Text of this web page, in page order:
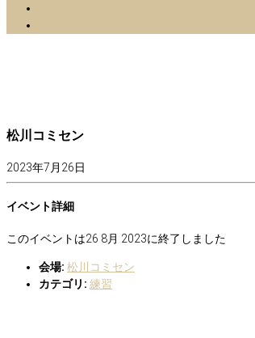
松川コミセン
2023年7月26日
イベント詳細
このイベントは26 8月 2023に終了しました
会場: 松川コミセン
カテゴリ: 練習